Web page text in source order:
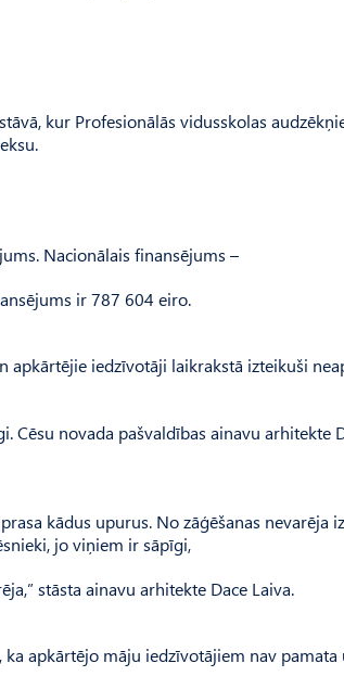
kur Profesionālās vidusskolas
Nacionālais finansējums –
ir 787 604 eiro.
apkārtējie iedzīvotāji laikrakstā izteikuši
Cēsu novada pašvaldības ainavu arhitekte
kādus upurus. No zāģēšanas nevarēja
jo viņiem ir sāpīgi,
stāsta ainavu arhitekte Dace Laiva.
apkārtējo māju iedzīvotājiem nav